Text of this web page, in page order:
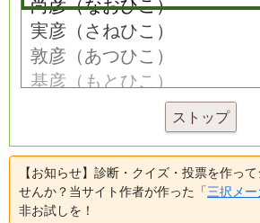
ストップ
【お知らせ】診断・クイズ・投票を作っ
せんか？当サイト作者が作った「三択メー
非お試しを！